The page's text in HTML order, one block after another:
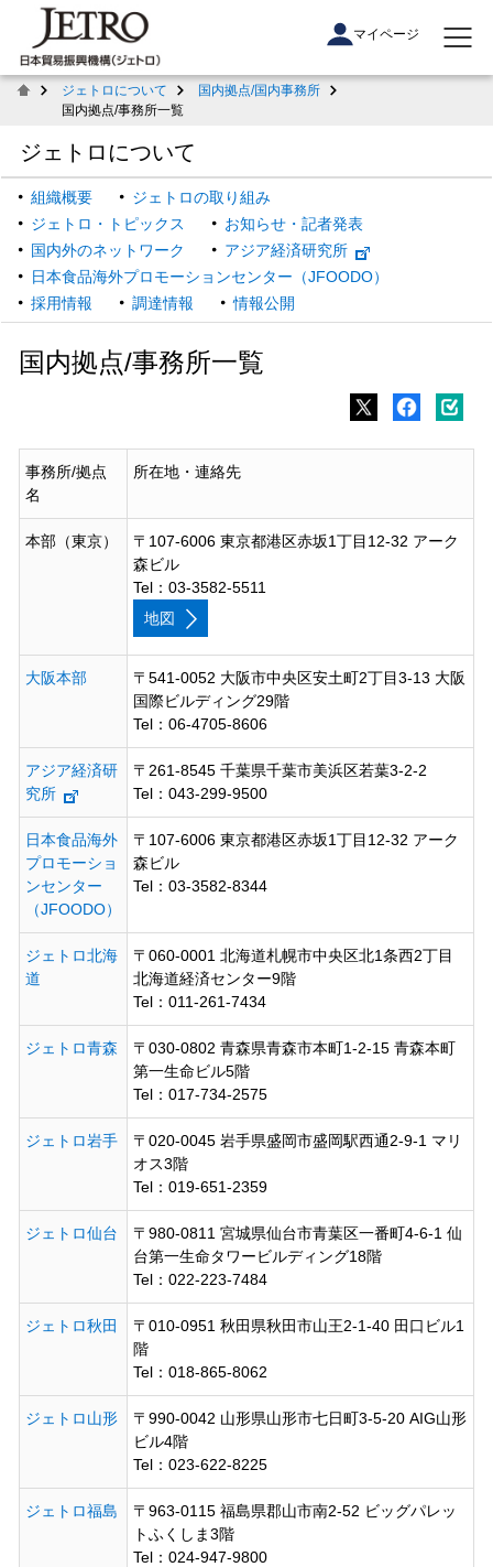
マイページ
ジェトロについて
国内拠点/国内事務所
国内拠点/事務所一覧
ジェトロについて
組織概要
ジェトロの取り組み
ジェトロ・トピックス
お知らせ・記者発表
国内外のネットワーク
アジア経済研究所
日本食品海外プロモーションセンター（JFOODO）
採用情報
調達情報 情報公開
国内拠点/事務所一覧
事務所/拠点
名
所在地・連絡先
本部（東京）
〒107-6006 東京都港区赤坂1丁目12-32 アーク
森ビル
Tel：03-3582-5511
地図
大阪本部
〒541-0052 大阪市中央区安土町2丁目3-13 大阪
国際ビルディング29階
Tel：06-4705-8606
アジア経済研
究所
〒261-8545 千葉県千葉市美浜区若葉3-2-2
Tel：043-299-9500
日本食品海外
プロモーショ
ンセンター
（JFOODO）
〒107-6006 東京都港区赤坂1丁目12-32 アーク
森ビル
Tel：03-3582-8344
ジェトロ北海
道
〒060-0001 北海道札幌市中央区北1条西2丁目
北海道経済センター9階
Tel：011-261-7434
ジェトロ青森
〒030-0802 青森県青森市本町1-2-15 青森本町
第一生命ビル5階
Tel：017-734-2575
ジェトロ岩手
〒020-0045 岩手県盛岡市盛岡駅西通2-9-1 マリ
オス3階
Tel：019-651-2359
ジェトロ仙台
〒980-0811 宮城県仙台市青葉区一番町4-6-1 仙
台第一生命タワービルディング18階
Tel：022-223-7484
ジェトロ秋田
〒010-0951 秋田県秋田市山王2-1-40 田口ビル1
階
Tel：018-865-8062
ジェトロ山形
〒990-0042 山形県山形市七日町3-5-20 AIG山形
ビル4階
Tel：023-622-8225
ジェトロ福島
〒963-0115 福島県郡山市南2-52 ビッグパレッ
トふくしま3階
Tel：024-947-9800